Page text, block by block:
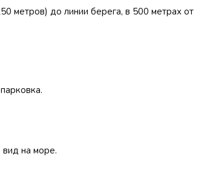
метров) до линии берега, в 500 метрах от
на море.